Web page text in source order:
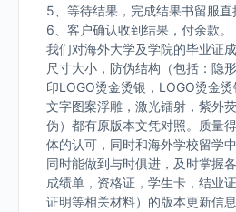
5、等待结果，完成结果书留服直
6、客户确认收到结果，付余款。
我们对海外大学及学院的毕业证
尺寸大小，防伪结构（包括：隐
印LOGO烫金烫银，LOGO烫金烫
文字图案浮雕，激光镭射，紫外
伪）都有原版本文凭对照。质量
体的认可，同时和海外学校留学中
同时能做到与时俱进，及时掌握
成绩单，资格证，学生卡，结业
证明等相关材料）的版本更新信息